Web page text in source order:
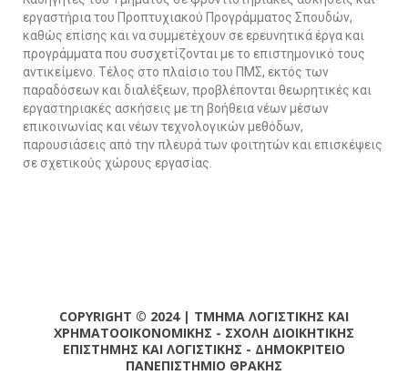
εργαστήρια του Προπτυχιακού Προγράμματος Σπουδών,
καθώς επίσης και να συμμετέχουν σε ερευνητικά έργα και
προγράμματα που συσχετίζονται με το επιστημονικό τους
αντικείμενο. Τέλος στο πλαίσιο του ΠΜΣ, εκτός των
παραδόσεων και διαλέξεων, προβλέπονται θεωρητικές και
εργαστηριακές ασκήσεις με τη βοήθεια νέων μέσων
επικοινωνίας και νέων τεχνολογικών μεθόδων,
παρουσιάσεις από την πλευρά των φοιτητών και επισκέψεις
σε σχετικούς χώρους εργασίας.
COPYRIGHT © 2024 | ΤΜΗΜΑ ΛΟΓΙΣΤΙΚΗΣ ΚΑΙ
ΧΡΗΜΑΤΟΟΙΚΟΝΟΜΙΚΗΣ - ΣΧΟΛΗ ΔΙΟΙΚΗΤΙΚΗΣ
ΕΠΙΣΤΗΜΗΣ ΚΑΙ ΛΟΓΙΣΤΙΚΗΣ - ΔΗΜΟΚΡΙΤΕΙΟ
ΠΑΝΕΠΙΣΤΗΜΙΟ ΘΡΑΚΗΣ